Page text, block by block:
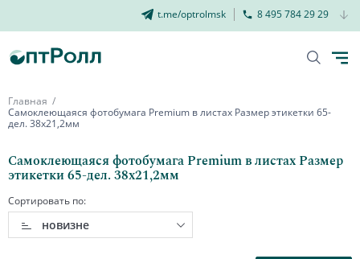
t.me/optrolmsk 8 495 784 29 29
Главная
Самоклеющаяся фотобумага Premium в листах Размер этикетки 65-
дел. 38х21,2мм
Самоклеющаяся фотобумага Premium в листах Размер
этикетки 65-дел. 38х21,2мм
Сортировать по:
новизне